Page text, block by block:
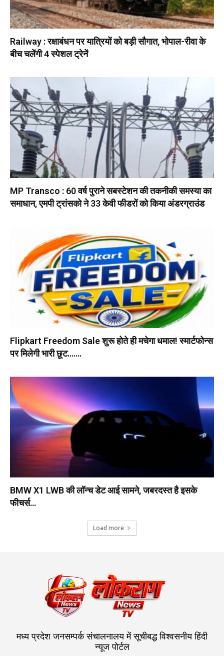
Railway : रक्षाबंधन पर यात्रियों को बड़ी सौगात, भोपाल-रीवा के
बीच चलेंगी 4 स्पेशल ट्रेनें
MP Transco : 60 वर्ष पुराने सबस्टेशन की तकनीकी समस्या का
समाधान, एमपी ट्रांसको ने 33 केवी फीडरों को किया अंडरग्राउंड
Flipkart Freedom Sale शुरू होते ही मचेगा धमाल! स्मार्टफोन्स
पर मिलेगी भारी छूट…….
BMW X1 LWB की लॉन्च डेट आई सामने, जबरदस्त है इसके
फीचर्स…
Load more
मध्य प्रदेश जनसम्पर्क संचालनालय में सूचीबद्ध विश्वसनीय हिंदी
न्यूज पोर्टल